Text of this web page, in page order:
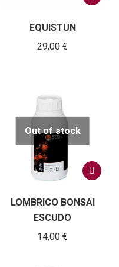
EQUISTUN
29,00 €
Out of stock
LOMBRICO BONSAI
ESCUDO
14,00 €